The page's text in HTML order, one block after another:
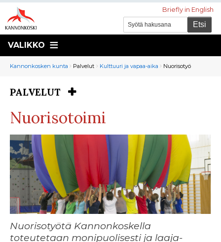
Briefly in English
VALIKKO
Murupolku
You
here:
Kannonkosken kunta Palvelut Kulttuuri ja vapaa-aika Nuorisotyö
You
here:
PALVELUT
Nuorisotoimi
Nuorisotyötä Kannonkoskella
toteutetaan monipuolisesti ja laaja-